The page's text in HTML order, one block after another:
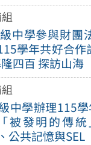
中學參與財團
學年共好合作
四百 探訪山海
中學辦理115
被發明的傳
公共記憶與SEL